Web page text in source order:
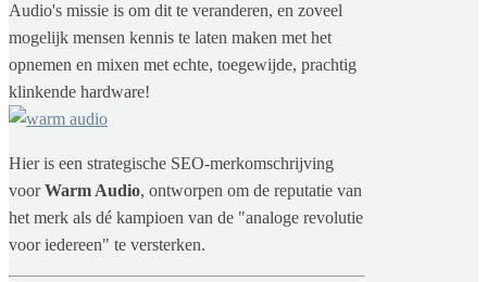
Audio's missie is om dit te veranderen, en zoveel
mogelijk mensen kennis te laten maken met het
opnemen en mixen met echte, toegewijde, prachtig
klinkende hardware!
Hier is een strategische SEO-merkomschrijving
voorWarm Audio, ontworpen om de reputatie van
het merk als dé kampioen van de "analoge revolutie
voor iedereen" te versterken.